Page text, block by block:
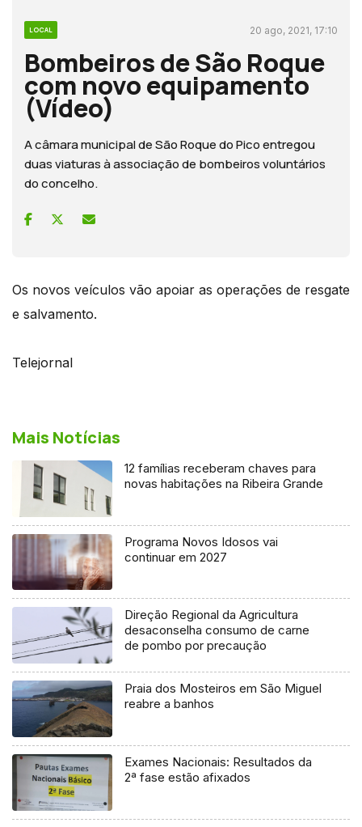
LOCAL 20 ago, 2021, 17:10
Bombeiros de São Roque
com novo equipamento
(Vídeo)
A câmara municipal de São Roque do Pico entregou
duas viaturas à associação de bombeiros voluntários
do concelho.
Os novos veículos vão apoiar as operações de resgate
e salvamento.
Telejornal
Mais Notícias
12 famílias receberam chaves para
novas habitações na Ribeira Grande
Programa Novos Idosos vai
continuar em 2027
Direção Regional da Agricultura
desaconselha consumo de carne
de pombo por precaução
Praia dos Mosteiros em São Miguel
reabre a banhos
Exames Nacionais: Resultados da
2ª fase estão afixados